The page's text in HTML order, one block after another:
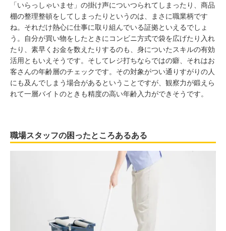
「いらっしゃいませ」の掛け声についつられてしまったり、商品
棚の整理整頓をしてしまったりというのは、まさに職業柄です
ね。それだけ熱心に仕事に取り組んでいる証拠といえるでしょ
う。自分が買い物をしたときにコンビニ方式で袋を広げたり入れ
たり、素早くお金を数えたりするのも、身についたスキルの有効
活用ともいえそうです。そしてレジ打ちならではの癖、それはお
客さんの年齢層のチェックです。その対象がつい通りすがりの人
にも及んでしまう場合があるということですが、観察力が鍛えら
れて一層バイトのときも精度の高い年齢入力ができそうです。
職場スタッフの困ったところあるある